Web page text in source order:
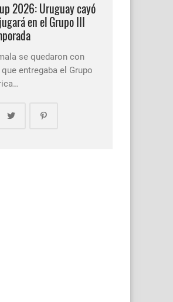
2026: Uruguay cayó
en el Grupo III
se quedaron con
entregaba el Grupo